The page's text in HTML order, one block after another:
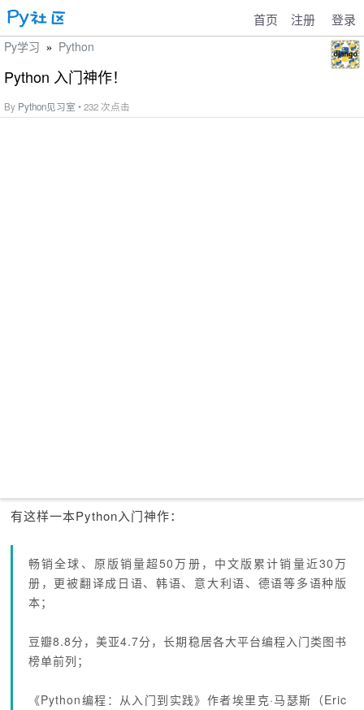
首页 注册 登录
Py学习 » Python
Python 入门神作！
By Python见习室 • 232 次点击
有这样一本Python入门神作：
畅销全球、原版销量超50万册，中文版累计销量近30万
册，更被翻译成日语、韩语、意大利语、德语等多语种版
本；
豆瓣8.8分，美亚4.7分，长期稳居各大平台编程入门类图书
榜单前列；
《Python编程：从入门到实践》作者埃里克·马瑟斯（Eric